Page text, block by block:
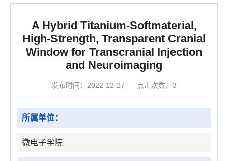
A Hybrid Titanium-Softmaterial,
High-Strength, Transparent Cranial
Window for Transcranial Injection
and Neuroimaging
发布时间：2022-12-27 点击次数： 3
所属单位：
微电子学院